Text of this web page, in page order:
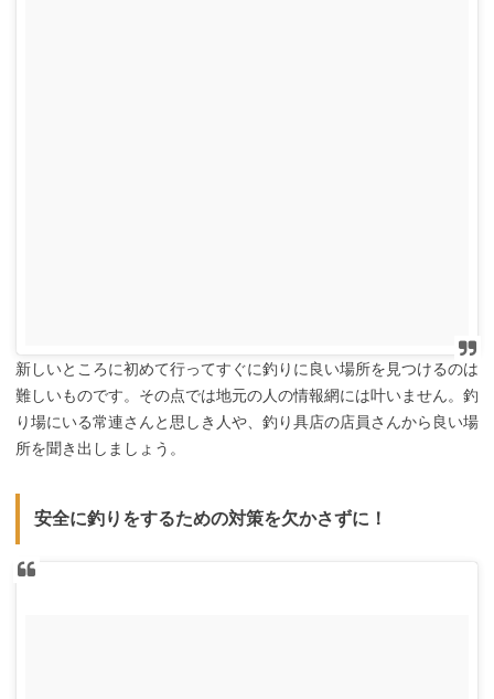
新しいところに初めて行ってすぐに釣りに良い場所を見つけるのは
難しいものです。その点では地元の人の情報網には叶いません。釣
り場にいる常連さんと思しき人や、釣り具店の店員さんから良い場
所を聞き出しましょう。
安全に釣りをするための対策を欠かさずに！